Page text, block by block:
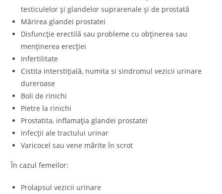
testiculelor și glandelor suprarenale și de prostată
Mărirea glandei prostatei
Disfuncție erectilă sau probleme cu obținerea sau
menținerea erecției
Infertilitate
Cistita interstițială, numita si sindromul vezicii urinare
dureroase
Boli de rinichi
Pietre la rinichi
Prostatita, inflamația glandei prostatei
Infecții ale tractului urinar
Varicocel sau vene mărite în scrot
În cazul femeilor:
Prolapsul vezicii urinare